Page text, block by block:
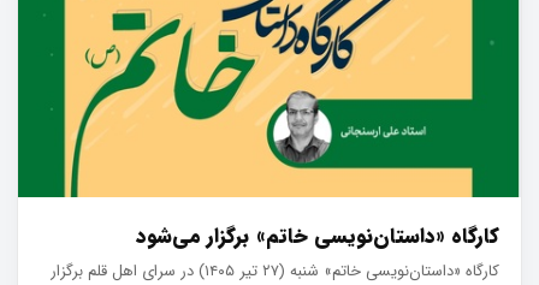
کارگاه «داستان‌نویسی خاتم» برگزار می‌شود
کارگاه «داستان‌نویسی خاتم» شنبه (۲۷ تیر ۱۴۰۵) در سرای اهل قلم برگزار